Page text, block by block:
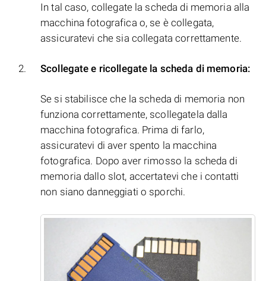
In tal caso, collegate la scheda di memoria alla
macchina fotografica o, se è collegata,
assicuratevi che sia collegata correttamente.
Scollegate e ricollegate la scheda di memoria:
Se si stabilisce che la scheda di memoria non
funziona correttamente, scollegatela dalla
macchina fotografica. Prima di farlo,
assicuratevi di aver spento la macchina
fotografica. Dopo aver rimosso la scheda di
memoria dallo slot, accertatevi che i contatti
non siano danneggiati o sporchi.